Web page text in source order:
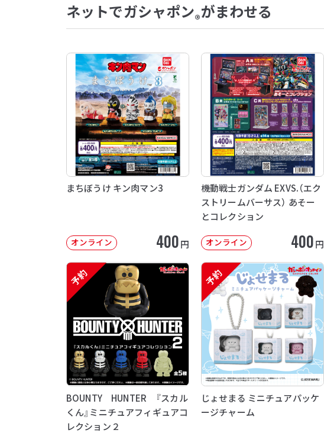
ネットでガシャポン®がまわせる
まちぼうけ キン肉マン3
オンライン 400円
機動戦士ガンダム EXVS.（エク
ストリームバーサス） あそー
とコレクション
オンライン 400円
予約
BOUNTY HUNTER 『スカル
くん』ミニチュアフィギュアコ
レクション２
予約
じょせまる ミニチュアパッケ
ージチャーム